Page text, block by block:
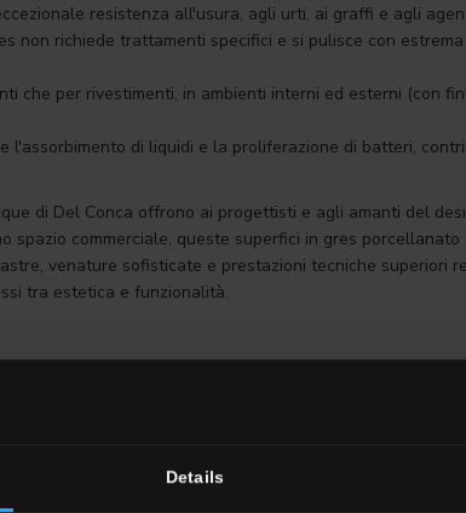
Details
resistenza all'usura, agli urti, ai graffi e agli
non richiede trattamenti specifici e si pulisce con
che per rivestimenti, in ambienti interni ed esterni (con
l'assorbimento di liquidi e la proliferazione di batteri,
di Del Conca offrono ai progettisti e agli amanti del
spazio commerciale, queste superfici in gres
venature sofisticate e prestazioni tecniche superiori
tra estetica e funzionalità.